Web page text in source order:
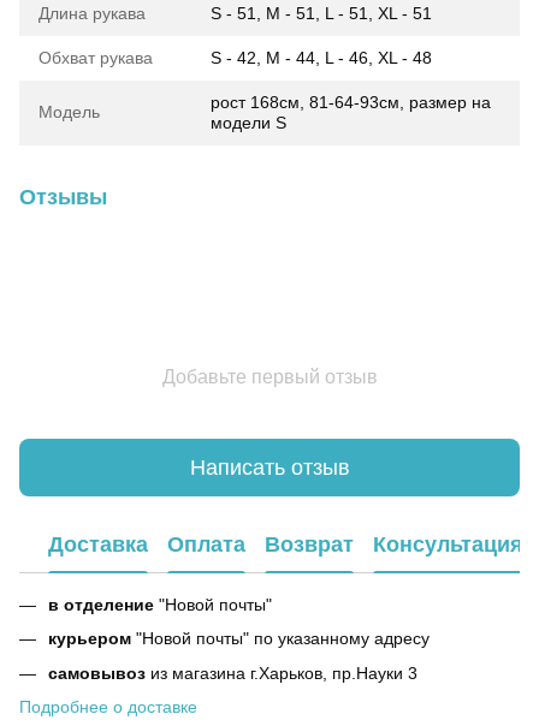
Длина рукава S - 51, M - 51, L - 51, XL - 51
Обхват рукава S - 42, M - 44, L - 46, XL - 48
Модель
рост 168см, 81-64-93см, размер на
модели S
Отзывы
Добавьте первый отзыв
Написать отзыв
Доставка Оплата Возврат Консультация
в отделение "Новой почты"
курьером "Новой почты" по указанному адресу
самовывоз из магазина г.Харьков, пр.Науки 3
Подробнее о доставке